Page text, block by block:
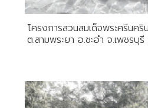
โครงการสวนสมเด็จพระศรีนคริ
ต.สามพระยา อ.ชะอำ จ.เพชรบุ